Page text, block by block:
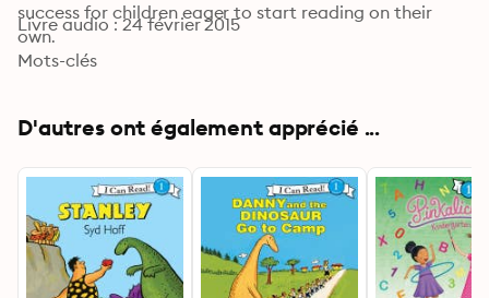
success for children eager to start reading on their
own.
Livre audio : 24 février 2015
Mots-clés
D'autres ont également apprécié ...